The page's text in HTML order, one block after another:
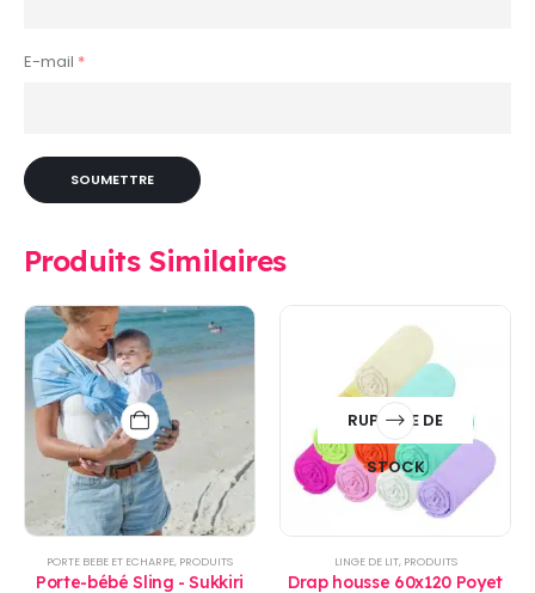
E-mail *
Produits Similaires
PORTE BEBE ET ECHARPE, PRODUITS
Porte-bébé Sling - Sukkiri
RUPTURE DE
STOCK
LINGE DE LIT, PRODUITS
Drap housse 60x120 Poyet